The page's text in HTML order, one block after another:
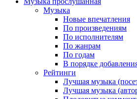
Музыка
Новые впечатления
По произведениям
По исполнителям
По жанрам
По годам
В порядке
Рейтинги
Лучшая музыка
Лучшая музыка